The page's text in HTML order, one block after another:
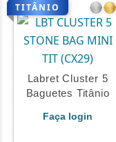
TITÂNIO
Labret Cluster 5
Baguetes Titânio
Faça login